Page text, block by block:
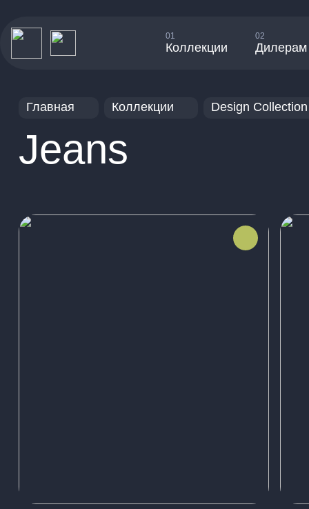
01
Коллекции
02
Дилерам
Главная Коллекции Design Collection
Jeans